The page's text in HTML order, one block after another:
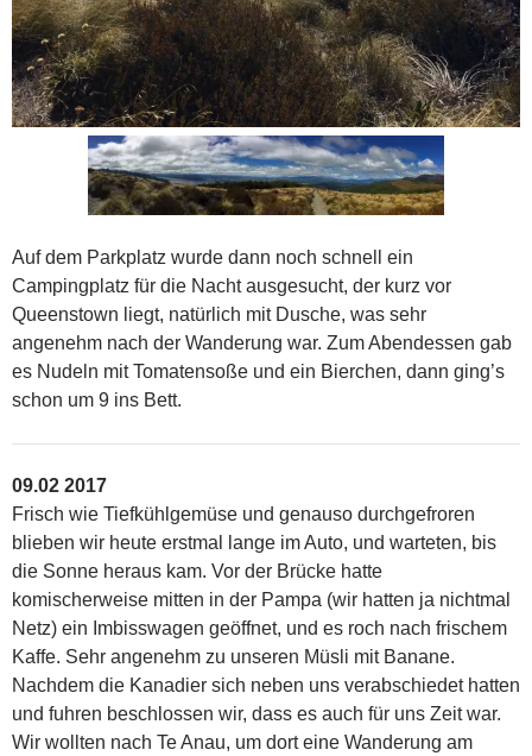
Auf dem Parkplatz wurde dann noch schnell ein
Campingplatz für die Nacht ausgesucht, der kurz vor
Queenstown liegt, natürlich mit Dusche, was sehr
angenehm nach der Wanderung war. Zum Abendessen gab
es Nudeln mit Tomatensoße und ein Bierchen, dann ging’s
schon um 9 ins Bett.
09.02 2017
Frisch wie Tiefkühlgemüse und genauso durchgefroren
blieben wir heute erstmal lange im Auto, und warteten, bis
die Sonne heraus kam. Vor der Brücke hatte
komischerweise mitten in der Pampa (wir hatten ja nichtmal
Netz) ein Imbisswagen geöffnet, und es roch nach frischem
Kaffe. Sehr angenehm zu unseren Müsli mit Banane.
Nachdem die Kanadier sich neben uns verabschiedet hatten
und fuhren beschlossen wir, dass es auch für uns Zeit war.
Wir wollten nach Te Anau, um dort eine Wanderung am